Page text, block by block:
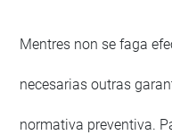
Mentres non se faga
necesarias outras
normativa preventiva.